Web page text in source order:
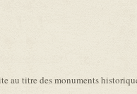
titre des monuments